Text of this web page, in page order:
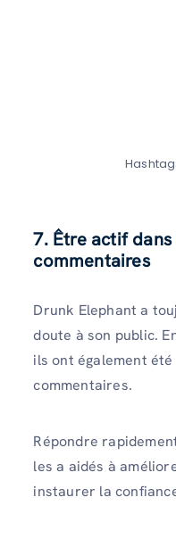
7. Être actif
commentaires
Drunk Elephant a
doute à son public.
ils ont également
commentaires.
Répondre
les a aidés à
instaurer la